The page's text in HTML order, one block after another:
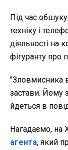
Під час
техніку і
діяльності на
фігуранту про
"Зловмисника
застави. Йому
йдеться в
Нагадаємо, на
агента, який